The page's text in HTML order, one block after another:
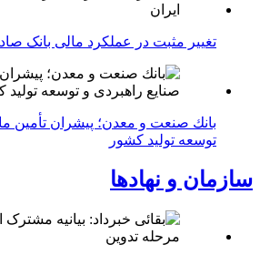
تغییر مثبت در عملکرد مالی بانک
بانك صنعت و معدن؛ پیشران تأمین
توسعه تولید كشور
سازمان و نهادها